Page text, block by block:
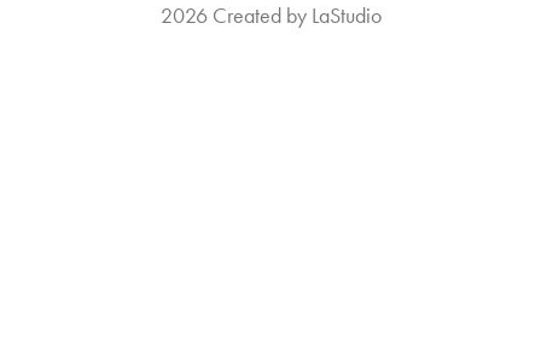
2026 Created by LaStudio